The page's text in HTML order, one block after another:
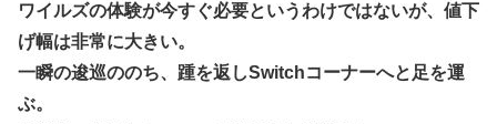
ワイルズの体験が今すぐ必要というわけではないが、値下
げ幅は非常に大きい。
一瞬の逡巡ののち、踵を返しSwitchコーナーへと足を運
ぶ。